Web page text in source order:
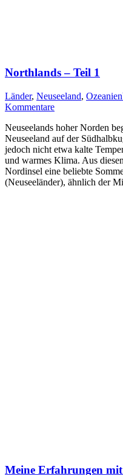
Northlands – Teil 1
Länder, Neuseeland, Ozeanien
Kommentare
Neuseelands hoher Norden
Neuseeland auf der
jedoch nicht etwa kalte
und warmes Klima. Aus
Nordinsel eine beliebte
(Neuseeländer), ähnlich der
Meine Erfahrungen